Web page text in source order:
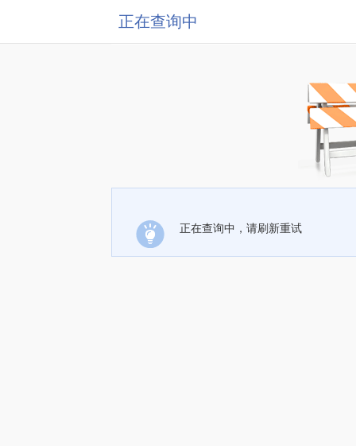
正在查询中
正在查询中，请刷新重试